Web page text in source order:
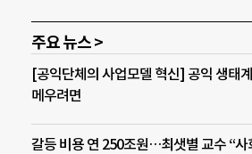
주요 뉴스 >
[공익단체의 사업모델 혁신] 공익 생태
메우려면
갈등 비용 연 250조원…최샛별 교수 “사